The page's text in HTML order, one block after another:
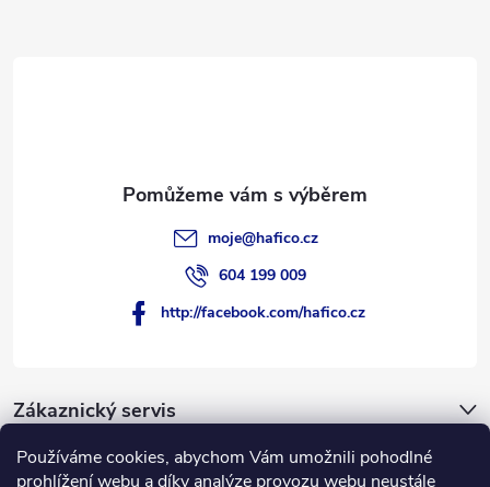
Používáme cookies, abychom Vám umožnili pohodlné
prohlížení webu a díky analýze provozu webu neustále
Zákaznický servis
Novinky
moje@hafico.cz
604 199 009
http://facebook.com/hafico.cz